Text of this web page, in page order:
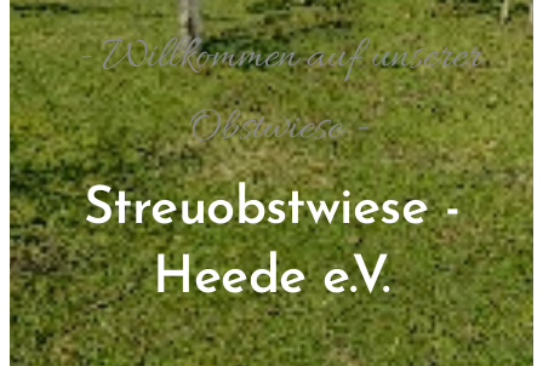
- Willkommen auf unserer
Obstwiese -
Streuobstwiese -
Heede e.V.